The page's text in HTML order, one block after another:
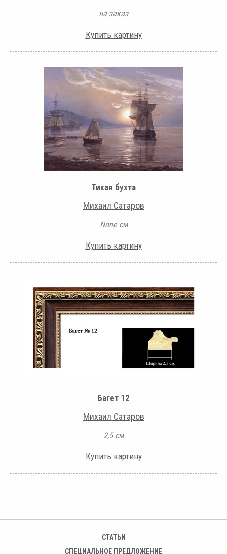
на заказ
Купить картину
Тихая бухта
Михаил Сатаров
None см
Купить картину
Багет 12
Михаил Сатаров
2,5 см
Купить картину
СТАТЬИ
СПЕЦИАЛЬНОЕ ПРЕДЛОЖЕНИЕ